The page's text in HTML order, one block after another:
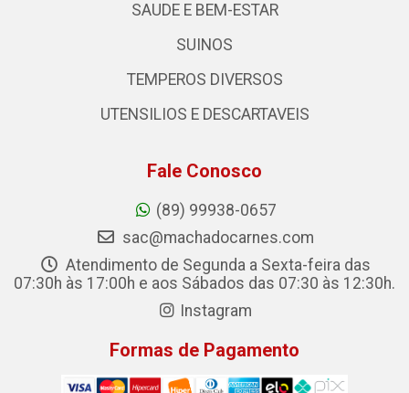
SAUDE E BEM-ESTAR
SUINOS
TEMPEROS DIVERSOS
UTENSILIOS E DESCARTAVEIS
Fale Conosco
(89) 99938-0657
sac@machadocarnes.com
Atendimento de Segunda a Sexta-feira das
07:30h às 17:00h e aos Sábados das 07:30 às 12:30h.
Instagram
Formas de Pagamento